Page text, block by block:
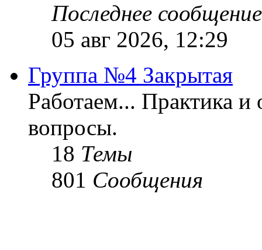
Последнее сообщение
05 авг 2026, 12:29
Группа №4 Закрытая
Работаем... Практика и
вопросы.
18 Темы
801 Сообщения